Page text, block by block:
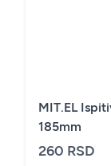
MIT.EL
185mm
260 RSD